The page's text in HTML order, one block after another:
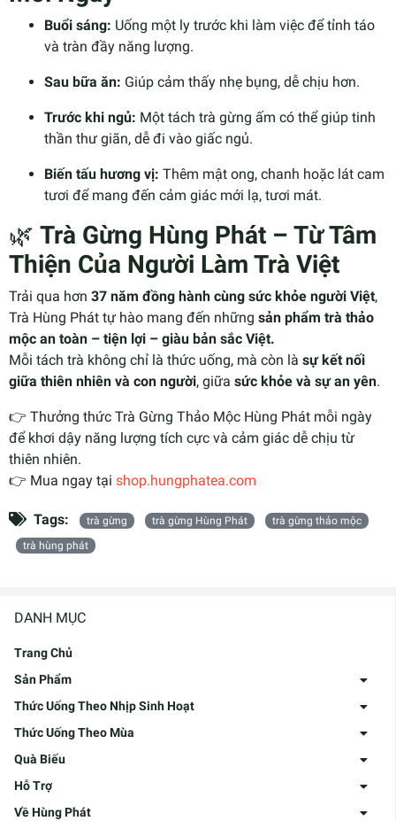
DANH MỤC
Trang Chủ
Sản Phẩm
Thức Uống Theo Nhịp Sinh Hoạt
Thức Uống Theo Mùa
Quà Biếu
Hỗ Trợ
Về Hùng Phát
Buổi sáng: Uống một ly trước khi làm việc để tỉnh táo
và tràn đầy năng lượng.
Sau bữa ăn: Giúp cảm thấy nhẹ bụng, dễ chịu hơn.
Trước khi ngủ: Một tách trà gừng ấm có thể giúp tinh
thần thư giãn, dễ đi vào giấc ngủ.
Biến tấu hương vị: Thêm mật ong, chanh hoặc lát cam
tươi để mang đến cảm giác mới lạ, tươi mát.
🌿 Trà Gừng Hùng Phát – Từ Tâm
Thiện Của Người Làm Trà Việt
Trải qua hơn 37 năm đồng hành cùng sức khỏe người Việt,
Trà Hùng Phát tự hào mang đến những sản phẩm trà thảo
mộc an toàn – tiện lợi – giàu bản sắc Việt.
Mỗi tách trà không chỉ là thức uống, mà còn là sự kết nối
giữa thiên nhiên và con người, giữa sức khỏe và sự an yên.
👉 Thưởng thức Trà Gừng Thảo Mộc Hùng Phát mỗi ngày
để khơi dậy năng lượng tích cực và cảm giác dễ chịu từ
thiên nhiên.
👉 Mua ngay tại shop.hungphatea.com
Tags: trà gừng trà gừng Hùng Phát
trà gừng thảo mộc
trà hùng phát